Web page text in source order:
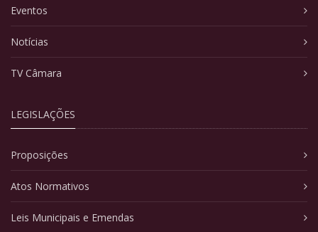
Eventos
Notícias
TV Câmara
LEGISLAÇÕES
Proposições
Atos Normativos
Leis Municipais e Emendas